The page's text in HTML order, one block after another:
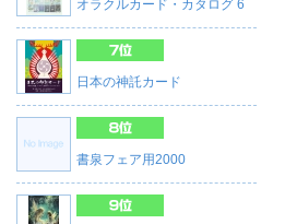
オラクルカード・カタログ 6
日本の神託カード
書泉フェア用2000